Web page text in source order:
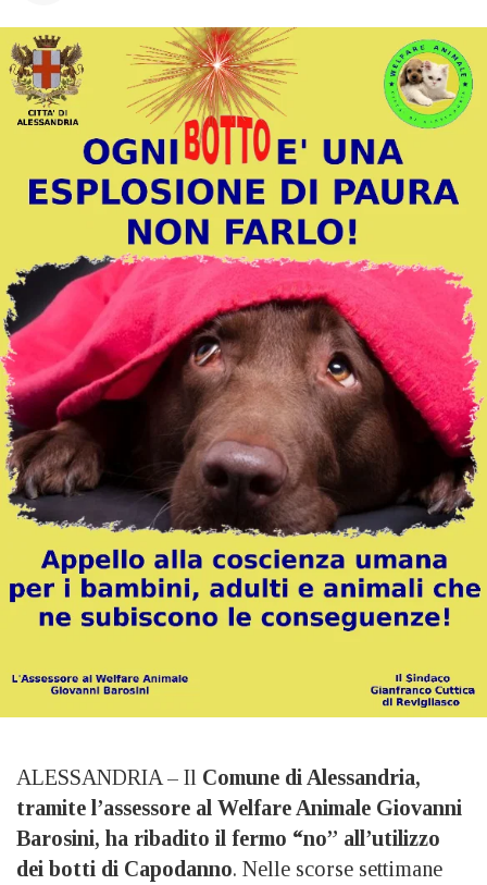
ALESSANDRIA – Il Comune di Alessandria,
tramite l’assessore al Welfare Animale Giovanni
Barosini, ha ribadito il fermo “no” all’utilizzo
dei botti di Capodanno. Nelle scorse settimane